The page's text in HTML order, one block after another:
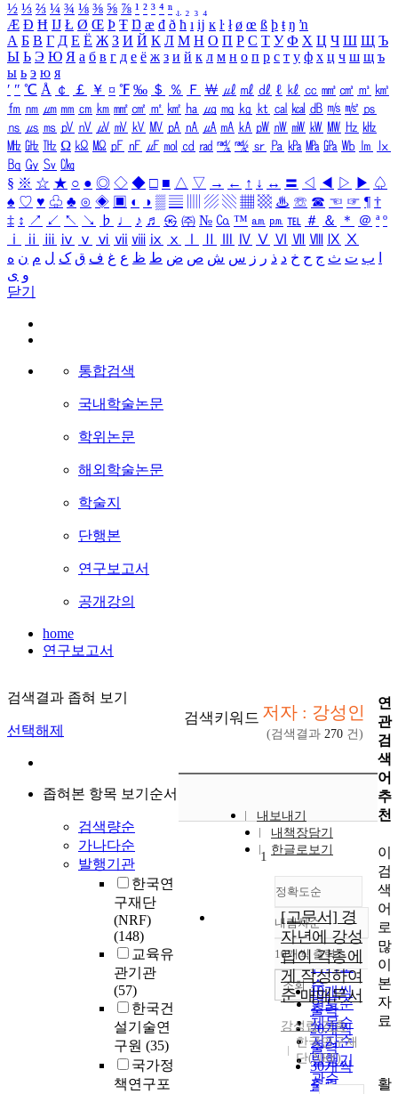
½ ⅓ ⅔ ¼ ¾ ⅛ ⅜ ⅝ ⅞ ¹ ² ³ ⁴ ⁿ ₁ ₂ ₃ ₄
Æ Ð Ħ Ĳ Ł Ø Œ Þ Ŧ Ŋ æ đ ð ħ ı ĳ ĸ ŀ ł ø œ ß þ ŧ ŋ ŉ
А Б В Г Д Е Ё Ж З И Й К Л М Н О П Р С Т У Ф Х Ц Ч Ш Щ Ъ
Ы Ь Э Ю Я а б в г д е ё ж з и й к л м н о п р с т у ф х ц ч ш щ ъ
ы ь э ю я
′ ″ ℃ Å ￠ ￡ ￥ ¤ ℉ ‰ ＄ ％ Ｆ ￦ ㎕ ㎖ ㎗ ℓ ㎘ ㏄ ㎣ ㎤ ㎥ ㎦
㎙ ㎚ ㎛ ㎜ ㎝ ㎞ ㎟ ㎠ ㎡ ㎢ ㏊ ㎍ ㎎ ㎏ ㏏ ㎈ ㎉ ㏈ ㎧ ㎨ ㎰
㎱ ㎲ ㎳ ㎴ ㎵ ㎶ ㎷ ㎸ ㎹ ㎀ ㎁ ㎂ ㎃ ㎄ ㎺ ㎻ ㎽ ㎾ ㎿ ㎐ ㎑
㎒ ㎓ ㎔ Ω ㏀ ㏁ ㎊ ㎋ ㎌ ㏖ ㏅ ㎭ ㎮ ㎯ ㏛ ㎩ ㎪ ㎫ ㎬ ㏝ ㏐
㏓
㏃ ㏉ ㏜ ㏆
§ ※ ☆ ★ ○ ● ◎ ◇ ◆ □ ■ △ ▽ → ← ↑ ↓ ↔ 〓 ◁ ◀ ▷ ▶ ♤
♠ ♡ ♥ ♧ ♣ ⊙ ◈ ▣ ◐ ◑ ▒ ▤ ▨ ▧ ▦ ▩ ♨ ☏ ☎ ☜ ☞ ¶ †
‡ ↕ ↗ ↙ ↖ ↘ ♭ ♩ ♪ ♬ ㉿ ㈜ № ㏇ ™ ㏂ ㏘ ℡ ＃ ＆ ＊ ＠ ª º
ⅰ
ⅱ ⅲ ⅳ ⅴ ⅵ ⅶ ⅷ ⅸ ⅹ Ⅳ Ⅴ Ⅵ Ⅶ Ⅷ Ⅸ Ⅹ
ب ت ث ج ح خ د ذ ر ز س ش ص ض ط ظ ع غ ف ق ک ل م ن ه
و ی
닫기
통합검색
국내학술논문
학위논문
해외학술논문
학술지
단행본
연구보고서
공개강의
home
연구보고서
검색결과 좁혀 보기
선택해제
좁혀본 항목 보기순서
검색량순
가나다순
발행기관
한국연
구재단
(NRF)
(148)
교육유
관기관
(57)
한국건
설기술연
구원 (35)
국가정
책연구포
검색키워드 저자 : 강성인
(검색결과 270 건)
내보내기
내책장담기
한글로보기
정확도순
정확도
순
인기도
순
연도순
제목순
저자순
발행기
관순
내림차순
내림차순
10개씩 출력
10개씩
출력
20개씩
출력
30개씩
출력
조회
1
[고문서] 경
자년에 강성
립이 각총에
게 작성하여
준 매매문서
강성립,각총
한국연구재
단(NRF)
연
관
검
색
어
추
천
이
검
색
어
로
많
이
본
자
료
활